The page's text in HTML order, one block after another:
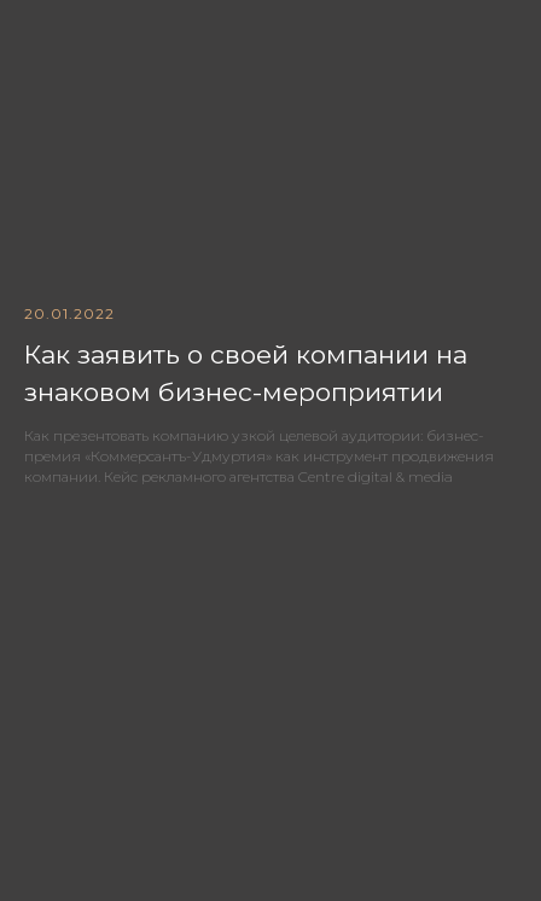
20.01.2022
Как заявить о своей компании на
знаковом бизнес-мероприятии
Как презентовать компанию узкой целевой аудитории: бизнес-
премия «Коммерсантъ-Удмуртия» как инструмент продвижения
компании. Кейс рекламного агентства Centre digital & media